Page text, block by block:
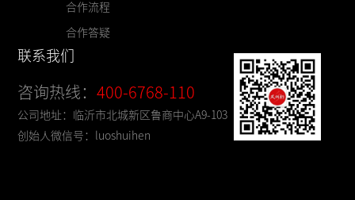
合作流程
合作答疑
联系我们
咨询热线：400-6768-110
公司地址：临沂市北城新区鲁商中心A9-103
创始人微信号：luoshuihen